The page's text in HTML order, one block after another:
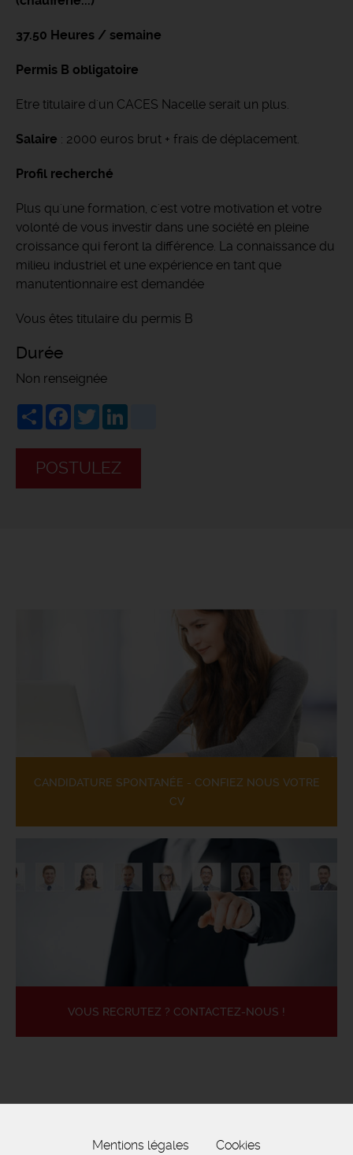
37.50 Heures / semaine
Permis B obligatoire
Etre titulaire d'un CACES Nacelle serait un plus.
Salaire : 2000 euros brut + frais de déplacement.
Profil recherché
Plus qu'une formation, c'est votre motivation et votre
volonté de vous investir dans une société en pleine
croissance qui feront la différence. La connaissance du
milieu industriel et une expérience en tant que
manutentionnaire est demandée
Vous êtes titulaire du permis B
Durée
Non renseignée
ShareFacebook
Twitter
POSTULEZ
CANDIDATURE SPONTANÉE - CONFIEZ NOUS VOTRE
CV
VOUS RECRUTEZ ? CONTACTEZ-NOUS !
Mentions légales Cookies